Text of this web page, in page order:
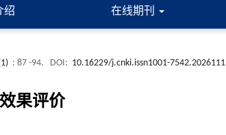
绍 在线期刊
: 87 -94. DOI: 10.16229/j.cnki.issn1001-7542.2026111
果评价